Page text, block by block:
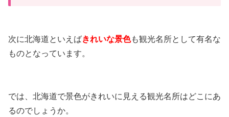
次に北海道といえばきれいな景色も観光名所として有名な
ものとなっています。
では、北海道で景色がきれいに見える観光名所はどこにあ
るのでしょうか。